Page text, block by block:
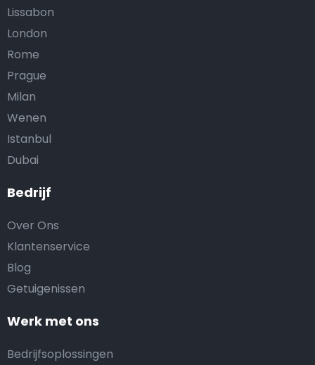
Bedrijf
Over Ons
Klantenservice
Blog
Getuigenissen
Werk met ons
Bedrijfsoplossingen
Lissabon
London
Rome
Prague
Milan
Wenen
Istanbul
Dubai